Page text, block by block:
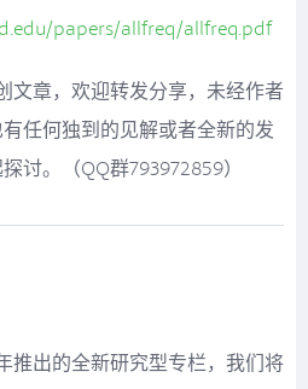
papers/allfreq/allfreq.pdf
文章，欢迎转发分享，未经作者
任何独到的见解或者全新的发
讨。（QQ群793972859）
推出的全新研究型专栏，我们将